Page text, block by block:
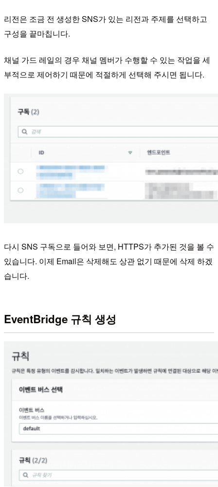
리전은 조금 전 생성한 SNS가 있는 리전과 주제를 선택하고
구성을 끝마칩니다.
채널 가드 레일의 경우 채널 멤버가 수행할 수 있는 작업을 세
부적으로 제어하기 때문에 적절하게 선택해 주시면 됩니다.
다시 SNS 구독으로 들어와 보면, HTTPS가 추가된 것을 볼 수
있습니다. 이제 Email은 삭제해도 상관 없기 때문에 삭제 하겠
습니다.
EventBridge 규칙 생성